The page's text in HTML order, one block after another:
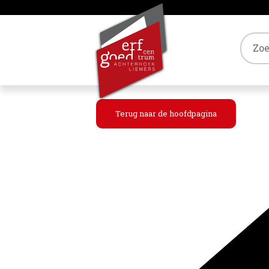
Terug naar de hoofdpagina